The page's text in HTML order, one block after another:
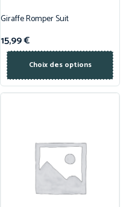
Giraffe Romper Suit
15,99€
Choix des options